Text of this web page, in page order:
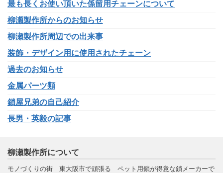
最も長くお使い頂いた係留用チェーンについて
柳瀬製作所からのお知らせ
柳瀬製作所周辺での出来事
装飾・デザイン用に使用されたチェーン
過去のお知らせ
金属パーツ類
鎖屋兄弟の自己紹介
長男・英毅の記事
柳瀬製作所について
モノづくりの街 東大阪市で頑張る ペット用鎖が得意な鎖メーカーで